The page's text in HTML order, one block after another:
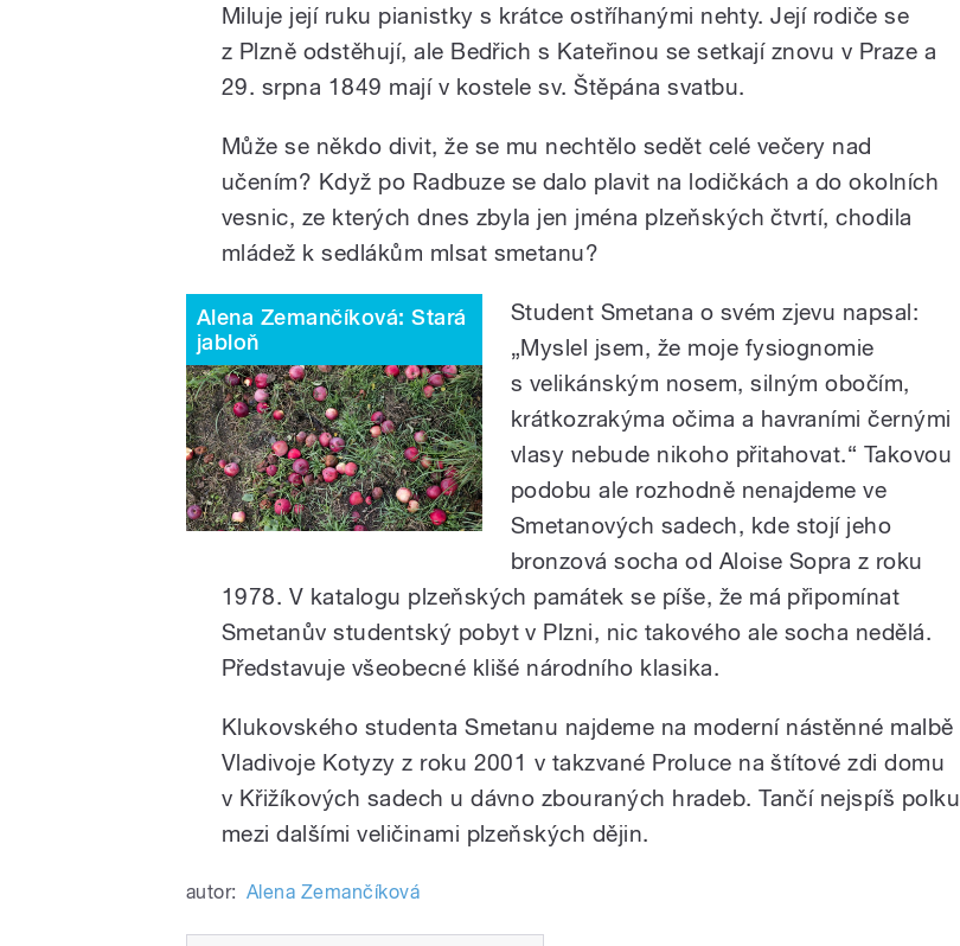
Miluje její ruku pianistky s krátce ostříhanými nehty. Její rodiče se
z Plzně odstěhují, ale Bedřich s Kateřinou se setkají znovu v Praze a
29. srpna 1849 mají v kostele sv. Štěpána svatbu.
Může se někdo divit, že se mu nechtělo sedět celé večery nad
učením? Když po Radbuze se dalo plavit na lodičkách a do okolních
vesnic, ze kterých dnes zbyla jen jména plzeňských čtvrtí, chodila
mládež k sedlákům mlsat smetanu?
Alena Zemančíková: Stará
jabloň
Student Smetana o svém zjevu napsal:
„Myslel jsem, že moje fysiognomie
s velikánským nosem, silným obočím,
krátkozrakýma očima a havraními černými
vlasy nebude nikoho přitahovat.“ Takovou
podobu ale rozhodně nenajdeme ve
Smetanových sadech, kde stojí jeho
bronzová socha od Aloise Sopra z roku
1978. V katalogu plzeňských památek se píše, že má připomínat
Smetanův studentský pobyt v Plzni, nic takového ale socha nedělá.
Představuje všeobecné klišé národního klasika.
Klukovského studenta Smetanu najdeme na moderní nástěnné malbě
Vladivoje Kotyzy z roku 2001 v takzvané Proluce na štítové zdi domu
v Křižíkových sadech u dávno zbouraných hradeb. Tančí nejspíš polku
mezi dalšími veličinami plzeňských dějin.
autor: Alena Zemančíková